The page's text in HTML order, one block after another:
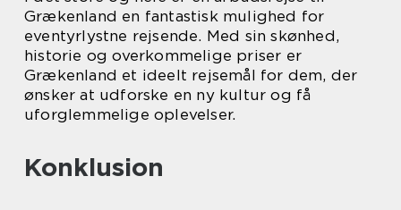
Grækenland en fantastisk mulighed for
eventyrlystne rejsende. Med sin skønhed,
historie og overkommelige priser er
Grækenland et ideelt rejsemål for dem, der
ønsker at udforske en ny kultur og få
uforglemmelige oplevelser.
Konklusion